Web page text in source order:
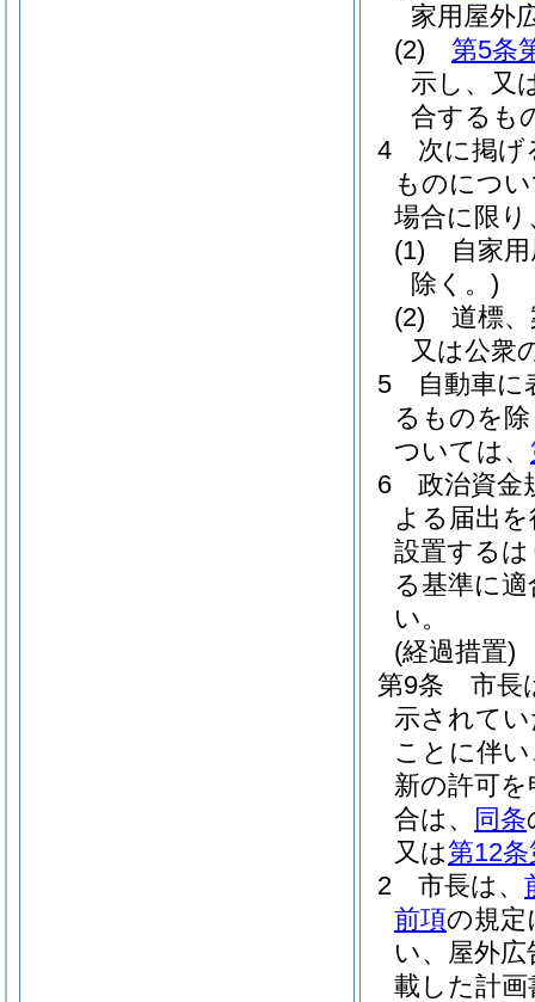
家用屋外
(2)
第5条
示し、又
合するも
4
次に掲げ
ものにつ
場合に限り
(1)
自家
除く。)
(2)
道標
又は公衆
5
自動車に
るものを
ついては、
6
政治資金
よる届出
設置する
る基準に
い。
(経過措置)
第9条
市長
示されて
ことに伴
新の許可
合は、
同条
又は第12
2
市長は、
前項の規定
い、屋外
載した計